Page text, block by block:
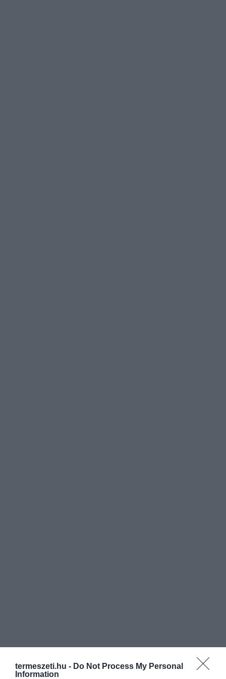
termeszeti.hu - Do Not Process My Personal
Information